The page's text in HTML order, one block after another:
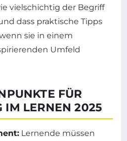
vielschichtig der Begriff
dass praktische Tipps
sie in einem
Umfeld
FÜR
IM LERNEN 2025
Lernende müssen